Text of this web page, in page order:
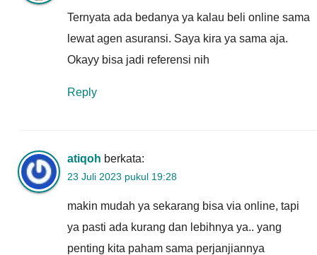
Ternyata ada bedanya ya kalau beli online sama
lewat agen asuransi. Saya kira ya sama aja.
Okayy bisa jadi referensi nih
Reply
atiqoh berkata:
23 Juli 2023 pukul 19:28
makin mudah ya sekarang bisa via online, tapi
ya pasti ada kurang dan lebihnya ya.. yang
penting kita paham sama perjanjiannya